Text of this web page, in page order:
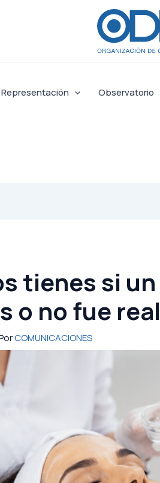
Representación Observatorio
tienes si
o no fue
COMUNICACIONES